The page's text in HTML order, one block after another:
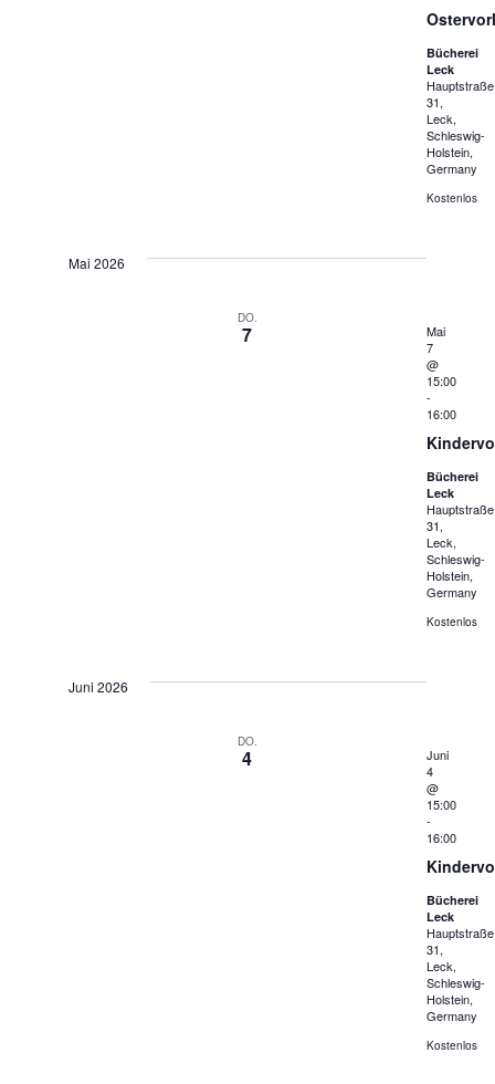
Bücherei
Leck
Hauptstraße
31,
Leck,
Schleswig-
Holstein,
Germany
Kostenlos
Mai 2026
DO.
7
Mai
7
@
15:00
-
16:00
Bücherei
Leck
Hauptstraße
31,
Leck,
Schleswig-
Holstein,
Germany
Kostenlos
Juni 2026
DO.
4
Juni
4
@
15:00
-
16:00
Bücherei
Leck
Hauptstraße
31,
Leck,
Schleswig-
Holstein,
Germany
Kostenlos